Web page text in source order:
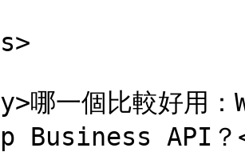
哪一個比較好用
Business API？